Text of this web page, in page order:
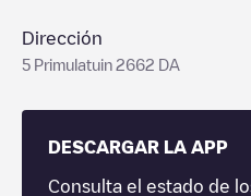
Dirección
5 Primulatuin 2662 DA
DESCARGAR LA APP
Consulta el estado de